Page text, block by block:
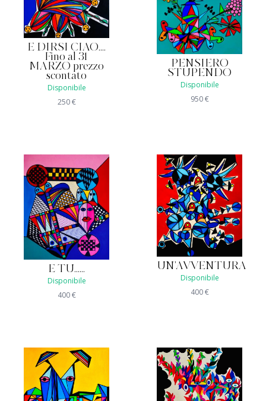
E DIRSI CIAO....
Fino al 31
MARZO prezzo
scontato
Disponibile
250€
PENSIERO
STUPENDO
Disponibile
950€
E TU......
Disponibile
400€
UN'AVVENTURA
Disponibile
400€